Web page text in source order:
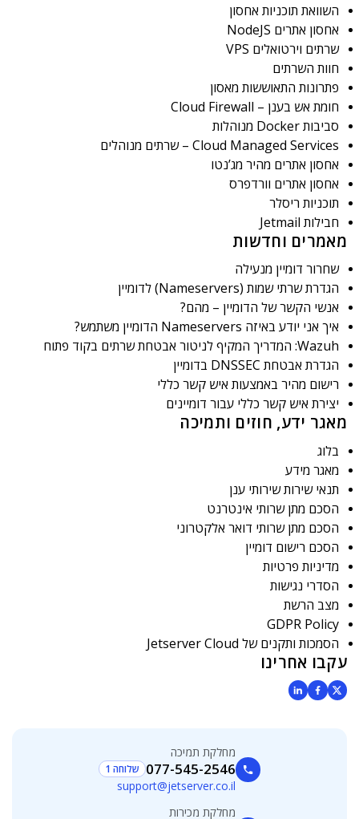
השוואת תוכניות אחסון
אחסון אתרים NodeJS
שרתים וירטואלים VPS
חוות השרתים
פתרונות התאוששות מאסון
חומת אש בענן – Cloud Firewall
סביבות Docker מנוהלות
Cloud Managed Services – שרתים מנוהלים
אחסון אתרים מהיר מג’נטו
אחסון אתרים וורדפרס
תוכניות ריסלר
חבילות Jetmail
מאגר ידע, חוזים ותמיכה
בלוג
מאגר מידע
תנאי שירות שירותי ענן
הסכם מתן שרותי אינטרנט
הסכם מתן שרותי דואר אלקטרוני
הסכם רישום דומיין
מדיניות פרטיות
הסדרי נגישות
מצב הרשת
GDPR Policy
הסמכות ותקנים של Jetserver Cloud
מאמרים וחדשות
שחרור דומיין מנעילה
הגדרת שרתי שמות (Nameservers) לדומיין
אנשי הקשר של הדומיין – מהם?
איך אני יודע באיזה Nameservers הדומיין משתמש?
Wazuh: המדריך המקיף לניטור אבטחת שרתים בקוד פתוח
הגדרת אבטחת DNSSEC בדומיין
רישום מהיר באמצעות איש קשר כללי
יצירת איש קשר כללי עבור דומיינים
עקבו אחרינו
מחלקת תמיכה
077-545-2546 שלוחה 1
support@jetserver.co.il
מחלקת מכירות